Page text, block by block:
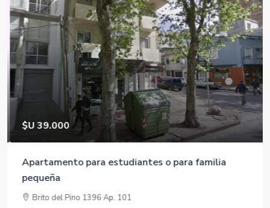
$U 39.000
Apartamento para estudiantes o para familia
pequeña
Brito del Pino 1396 Ap. 101